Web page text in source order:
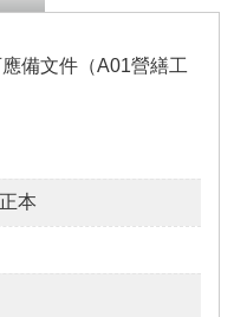
備文件（A01營繕工
本